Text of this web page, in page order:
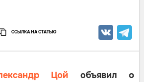
ССЫЛКА НА СТАТЬЮ
Цой объявил о